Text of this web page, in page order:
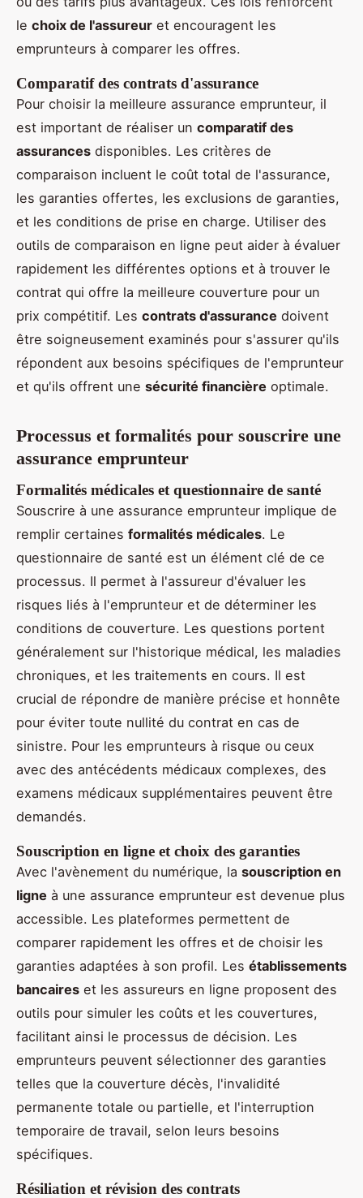
le choix de l'assureur et encouragent les
emprunteurs à comparer les offres.
Comparatif des contrats d'assurance
Pour choisir la meilleure assurance emprunteur, il
est important de réaliser un comparatif des
assurances disponibles. Les critères de
comparaison incluent le coût total de l'assurance,
les garanties offertes, les exclusions de garanties,
et les conditions de prise en charge. Utiliser des
outils de comparaison en ligne peut aider à évaluer
rapidement les différentes options et à trouver le
contrat qui offre la meilleure couverture pour un
prix compétitif. Les contrats d'assurance doivent
être soigneusement examinés pour s'assurer qu'ils
répondent aux besoins spécifiques de l'emprunteur
et qu'ils offrent une sécurité financière optimale.
Processus et formalités pour souscrire une
assurance emprunteur
Formalités médicales et questionnaire de santé
Souscrire à une assurance emprunteur implique de
remplir certaines formalités médicales. Le
questionnaire de santé est un élément clé de ce
processus. Il permet à l'assureur d'évaluer les
risques liés à l'emprunteur et de déterminer les
conditions de couverture. Les questions portent
généralement sur l'historique médical, les maladies
chroniques, et les traitements en cours. Il est
crucial de répondre de manière précise et honnête
pour éviter toute nullité du contrat en cas de
sinistre. Pour les emprunteurs à risque ou ceux
avec des antécédents médicaux complexes, des
examens médicaux supplémentaires peuvent être
demandés.
Souscription en ligne et choix des garanties
Avec l'avènement du numérique, la souscription en
ligne à une assurance emprunteur est devenue plus
accessible. Les plateformes permettent de
comparer rapidement les offres et de choisir les
garanties adaptées à son profil. Les établissements
bancaires et les assureurs en ligne proposent des
outils pour simuler les coûts et les couvertures,
facilitant ainsi le processus de décision. Les
emprunteurs peuvent sélectionner des garanties
telles que la couverture décès, l'invalidité
permanente totale ou partielle, et l'interruption
temporaire de travail, selon leurs besoins
spécifiques.
Résiliation et révision des contrats